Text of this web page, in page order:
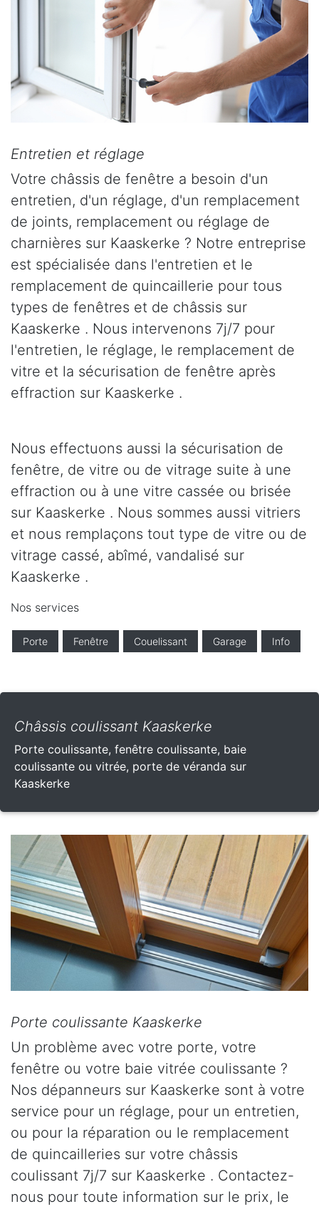
Entretien et réglage
Votre châssis de fenêtre a besoin d'un
entretien, d'un réglage, d'un remplacement
de joints, remplacement ou réglage de
charnières sur Kaaskerke ? Notre entreprise
est spécialisée dans l'entretien et le
remplacement de quincaillerie pour tous
types de fenêtres et de châssis sur
Kaaskerke . Nous intervenons 7j/7 pour
l'entretien, le réglage, le remplacement de
vitre et la sécurisation de fenêtre après
effraction sur Kaaskerke .
Nous effectuons aussi la sécurisation de
fenêtre, de vitre ou de vitrage suite à une
effraction ou à une vitre cassée ou brisée
sur Kaaskerke . Nous sommes aussi vitriers
et nous remplaçons tout type de vitre ou de
vitrage cassé, abîmé, vandalisé sur
Kaaskerke .
Nos services
Porte Fenêtre Couelissant Garage Info
Châssis coulissant Kaaskerke
Porte coulissante, fenêtre coulissante, baie
coulissante ou vitrée, porte de véranda sur
Kaaskerke
Porte coulissante Kaaskerke
Un problème avec votre porte, votre
fenêtre ou votre baie vitrée coulissante ?
Nos dépanneurs sur Kaaskerke sont à votre
service pour un réglage, pour un entretien,
ou pour la réparation ou le remplacement
de quincailleries sur votre châssis
coulissant 7j/7 sur Kaaskerke . Contactez-
nous pour toute information sur le prix, le